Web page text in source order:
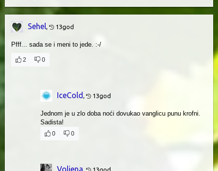
Sehel, 13god
Pfff... sada se i meni to jede. :-/
2 0
IceCold , 13god
Jednom je u zlo doba noći dovukao vanglicu punu krofni.
Sadista!
0 0
Voljena